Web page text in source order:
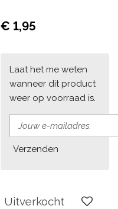
€ 1,95
Laat het me weten
wanneer dit product
weer op voorraad is.
Verzenden
Uitverkocht